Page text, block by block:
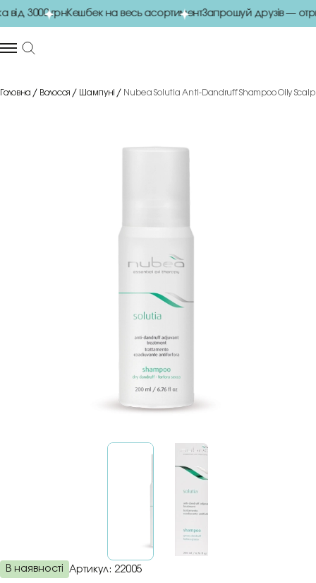
3000 грнКешбек на весь асортиментЗапрошуй друзів —
Головна Волосся Шампуні Nubea Solutia Anti-Dandruff Shampoo Oily
В наявності Артикул: 22005